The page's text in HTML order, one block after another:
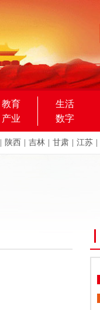
教育 生活
产业 数字
陕西 吉林 甘肃 江苏